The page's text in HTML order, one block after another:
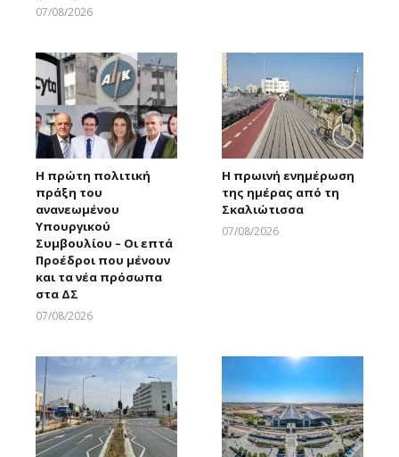
07/08/2026
Η πρώτη πολιτική
πράξη του
ανανεωμένου
Υπουργικού
Συμβουλίου – Οι επτά
Προέδροι που μένουν
και τα νέα πρόσωπα
στα ΔΣ
07/08/2026
Η πρωινή ενημέρωση
της ημέρας από τη
Σκαλιώτισσα
07/08/2026